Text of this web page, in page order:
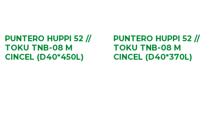
PUNTERO HUPPI 52 //
TOKU TNB-08 M
CINCEL (D40*450L)
PUNTERO HUPPI 52 //
TOKU TNB-08 M
CINCEL (D40*370L)